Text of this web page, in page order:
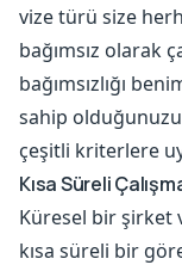
vize türü size
bağımsız olarak
bağımsızlığı
sahip
çeşitli kriterlere
Kısa Süreli
Küresel bir şirket
kısa süreli bir